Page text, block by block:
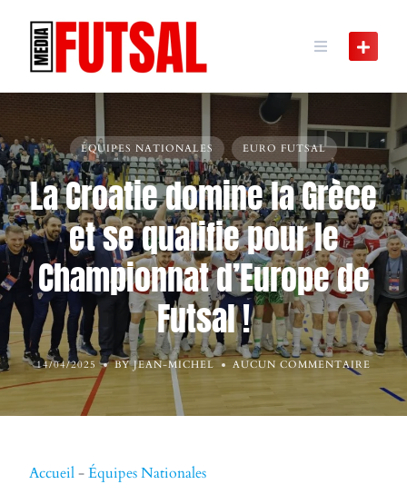
content
ÉQUIPES NATIONALES EURO FUTSAL
La Croatie domine la Grèce
et se qualifie pour le
Championnat d’Europe de
Futsal !
14/04/2025 BY JEAN-MICHEL AUCUN COMMENTAIRE
Accueil-Équipes Nationales